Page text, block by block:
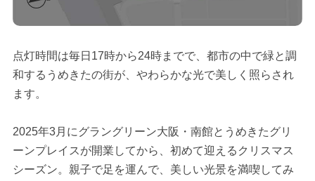
点灯時間は毎日17時から24時までで、都市の中で緑と調
和するうめきたの街が、やわらかな光で美しく照らされ
ます。
2025年3月にグラングリーン大阪・南館とうめきたグリ
ーンプレイスが開業してから、初めて迎えるクリスマス
シーズン。親子で足を運んで、美しい光景を満喫してみ